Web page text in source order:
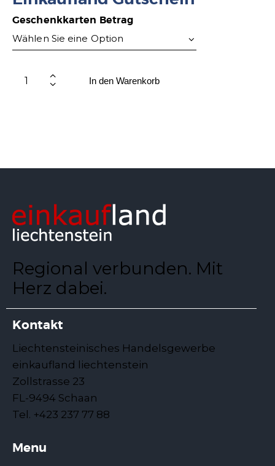
Geschenkkarten Betrag
In den Warenkorb
Regional verbunden. Mit
Herz dabei.
Kontakt
Liechtensteinisches Handelsgewerbe
einkaufland liechtenstein
Zollstrasse 23
FL-9494 Schaan
Tel. +423 237 77 88
Menu